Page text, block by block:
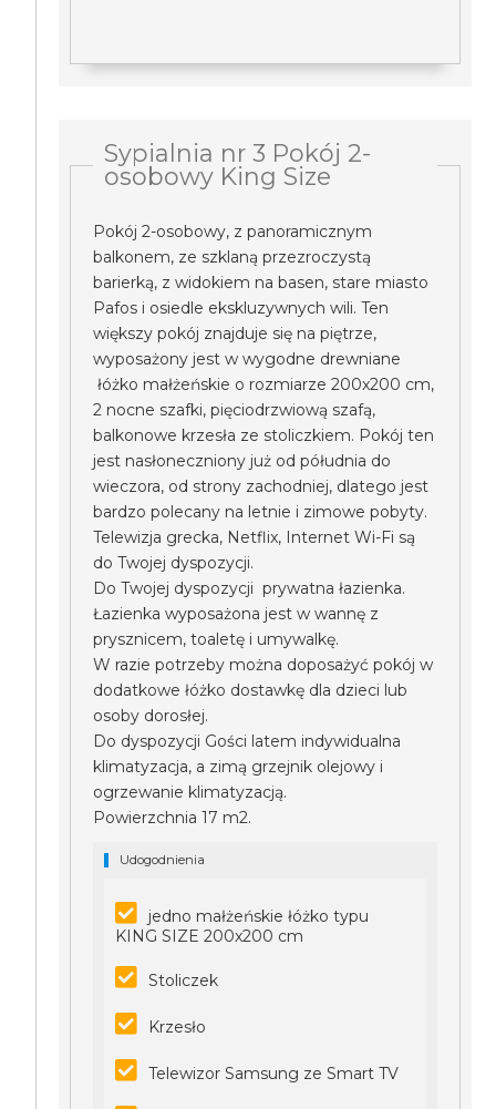
Sypialnia nr 3 Pokój 2-
osobowy King Size
Pokój 2-osobowy, z panoramicznym
balkonem, ze szklaną przezroczystą
barierką, z widokiem na basen, stare miasto
Pafos i osiedle ekskluzywnych wili. Ten
większy pokój znajduje się na piętrze,
wyposażony jest w wygodne drewniane
łóżko małżeńskie o rozmiarze 200x200 cm,
2 nocne szafki, pięciodrzwiową szafą,
balkonowe krzesła ze stoliczkiem. Pokój ten
jest nasłoneczniony już od półudnia do
wieczora, od strony zachodniej, dlatego jest
bardzo polecany na letnie i zimowe pobyty.
Telewizja grecka, Netflix, Internet Wi-Fi są
do Twojej dyspozycji.
Do Twojej dyspozycji prywatna łazienka.
Łazienka wyposażona jest w wannę z
prysznicem, toaletę i umywalkę.
W razie potrzeby można doposażyć pokój w
dodatkowe łóżko dostawkę dla dzieci lub
osoby dorosłej.
Do dyspozycji Gości latem indywidualna
klimatyzacja, a zimą grzejnik olejowy i
ogrzewanie klimatyzacją.
Powierzchnia 17 m2.
Udogodnienia
jedno małżeńskie łóżko typu
KING SIZE 200x200 cm
Stoliczek
Krzesło
Telewizor Samsung ze Smart TV